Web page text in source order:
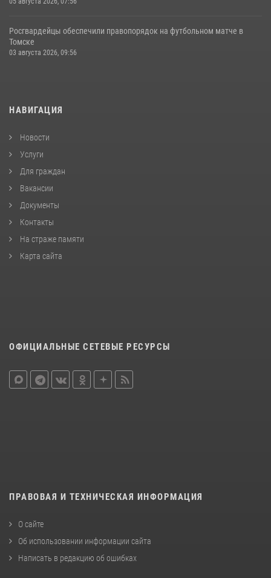
Росгвардейцы обеспечили правопорядок на футбольном матче в
Томске
03 августа 2026, 09:56
НАВИГАЦИЯ
Новости
Услуги
Для граждан
Вакансии
Документы
Контакты
На страже памяти
Карта сайта
ОФИЦИАЛЬНЫЕ СЕТЕВЫЕ РЕСУРСЫ
ПРАВОВАЯ И ТЕХНИЧЕСКАЯ ИНФОРМАЦИЯ
О сайте
Об использовании информации сайта
Написать в редакцию об ошибках